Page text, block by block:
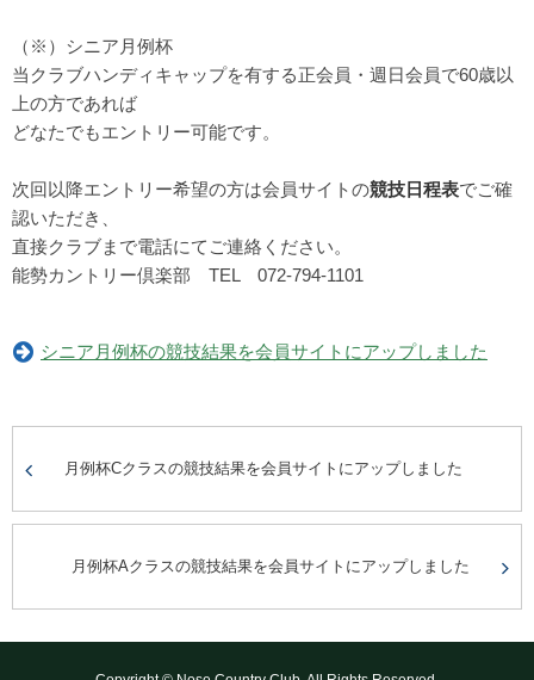
（※）シニア月例杯
当クラブハンディキャップを有する正会員・週日会員で60歳以
上の方であれば
どなたでもエントリー可能です。
次回以降エントリー希望の方は会員サイトの競技日程表でご確
認いただき、
直接クラブまで電話にてご連絡ください。
能勢カントリー倶楽部 TEL 072-794-1101
シニア月例杯の競技結果を会員サイトにアップしました
月例杯Cクラスの競技結果を会員サイトにアップしました
月例杯Aクラスの競技結果を会員サイトにアップしました